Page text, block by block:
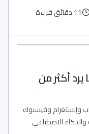
11 دقائق قراءة
أكثر من
وإنستغرام وفيسبوك
الاصطناعي